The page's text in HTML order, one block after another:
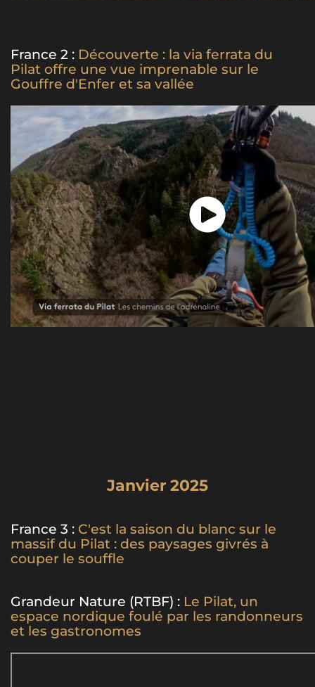
France 2 : Découverte : la via ferrata du
Pilat offre une vue imprenable sur le
Gouffre d'Enfer et sa vallée
Janvier 2025
France 3 : C'est la saison du blanc sur le
massif du Pilat : des paysages givrés à
couper le souffle
Grandeur Nature (RTBF) : Le Pilat, un
espace nordique foulé par les randonneurs
et les gastronomes